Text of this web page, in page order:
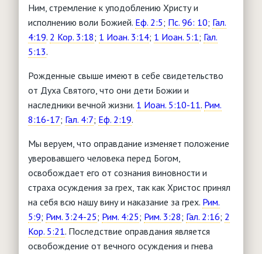
Ним, стремление к уподоблению Христу и
исполнению воли Божией. Еф. 2:5; Пс. 96: 10; Гал.
4:19. 2 Кор. 3:18; 1 Иоан. 3:14; 1 Иоан. 5:1; Гал.
5:13.
Рожденные свыше имеют в себе свидетельство
от Духа Святого, что они дети Божии и
наследники вечной жизни. 1 Иоан. 5:10-11. Рим.
8:16-17; Гал. 4:7; Еф. 2:19.
Мы веруем, что оправдание изменяет положение
уверовавшего человека перед Богом,
освобождает его от сознания виновности и
страха осуждения за грех, так как Христос принял
на себя всю нашу вину и наказание за грех. Рим.
5:9; Рим. 3:24-25; Рим. 4:25; Рим. 3:28; Гал. 2:16; 2
Кор. 5:21. Последствие оправдания является
освобождение от вечного осуждения и гнева